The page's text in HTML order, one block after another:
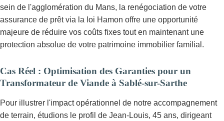
sein de l'agglomération du Mans, la renégociation de votre
assurance de prêt via la loi Hamon offre une opportunité
majeure de réduire vos coûts fixes tout en maintenant une
protection absolue de votre patrimoine immobilier familial.
Cas Réel : Optimisation des Garanties pour un
Transformateur de Viande à Sablé-sur-Sarthe
Pour illustrer l'impact opérationnel de notre accompagnement
de terrain, étudions le profil de Jean-Louis, 45 ans, dirigeant